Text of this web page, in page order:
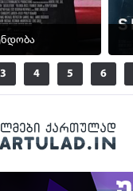
3 4 5 6